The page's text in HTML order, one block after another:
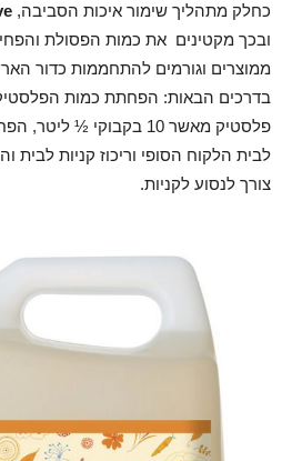
כחלק מתהליך שימור איכות הסביבה,
ובכך מקטינים את כמות הפסולת
ממוצרים וגורמים להתחממות כדור
בדרכים הבאות: הפחתת כמות
פלסטיק מאשר 10 בקבוקי ½
לבית הלקוח הסופי וריכוז קניות
צורך לנסוע לקניות.